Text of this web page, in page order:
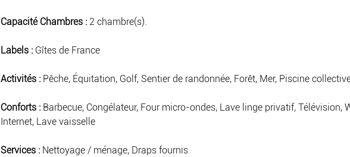
Capacité Chambres : 2 chambre(s).
Labels : Gîtes de France
Activités : Pêche, Équitation, Golf, Sentier de randonnée, Forêt, Mer, Piscine
Conforts : Barbecue, Congélateur, Four micro-ondes, Lave linge privatif, Télévision,
Internet, Lave vaisselle
Services : Nettoyage / ménage, Draps fournis